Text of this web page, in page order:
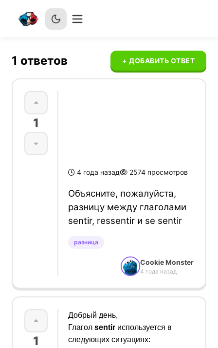
1 ответов + ДОБАВИТЬ ОТВЕТ
1
4 года назад 2574 просмотров
Объясните, пожалуйста,
разницу между глаголами
sentir, ressentir и se sentir
разница
Cookie Monster
4 года назад
1
Добрый день,
Глагол sentir используется в
следующих ситуациях: